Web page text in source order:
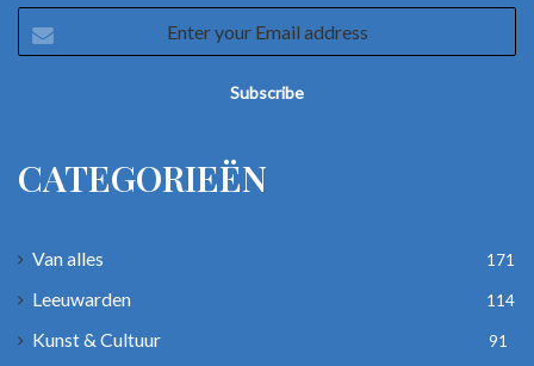
your
CATEGORIEËN
Van alles 171
Leeuwarden 114
Kunst & Cultuur 91